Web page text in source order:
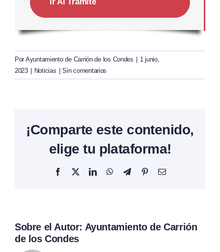
Ir Al Trámite
Por Ayuntamiento de Carrión de los Condes
1 junio,
2023
Noticias Sin comentarios
¡Comparte este contenido,
elige tu plataforma!
Facebook
X LinkedInWhatsAppTelegramPinterestCorreo
Sobre el Autor: Ayuntamiento de Carrión
de los Condes